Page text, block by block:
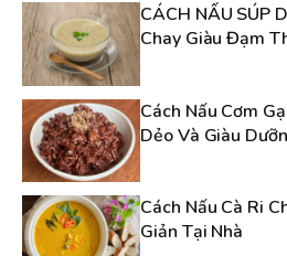
CÁCH NẤU SÚP
Chay Giàu Đạm
Cách Nấu Cơm
Dẻo Và Giàu
Cách Nấu Cà Ri
Giản Tại Nhà